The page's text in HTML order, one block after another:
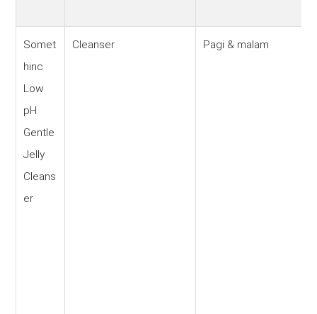
Somet
hinc
Low
pH
Gentle
Jelly
Cleans
er
Cleanser Pagi & malam